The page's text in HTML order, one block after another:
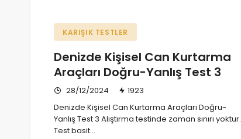
KARIŞIK TESTLER
Denizde Kişisel Can Kurtarma
Araçları Doğru-Yanlış Test 3
28/12/2024
1923
Denizde Kişisel Can Kurtarma Araçları Doğru-
Yanlış Test 3 Alıştırma testinde zaman sınırı yoktur.
Test basit…